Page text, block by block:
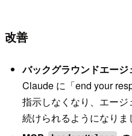
改善
バックグラウンドエー
Claude に「end your
指示しなくなり、エー
続けられるようになりま